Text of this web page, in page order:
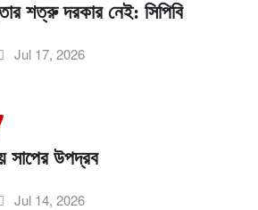
শত্রু দরকার নেই: সিপিবি
Jul 17, 2026
সাপের উপদ্রব
Jul 14, 2026